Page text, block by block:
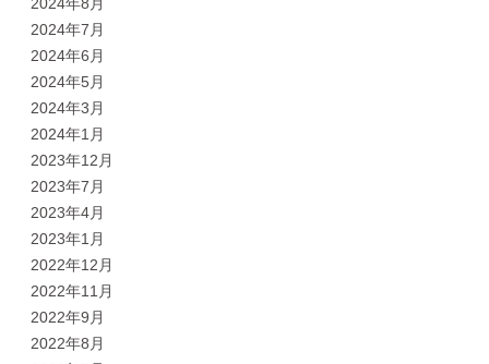
2024年8月
2024年7月
2024年6月
2024年5月
2024年3月
2024年1月
2023年12月
2023年7月
2023年4月
2023年1月
2022年12月
2022年11月
2022年9月
2022年8月